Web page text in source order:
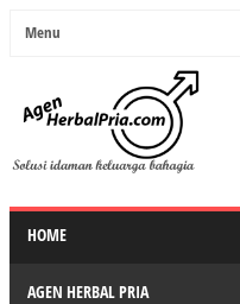
HOME
AGEN HERBAL PRIA